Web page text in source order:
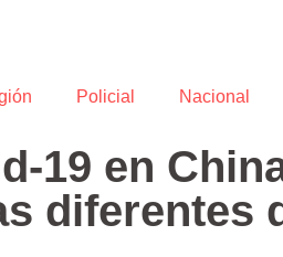
Policial Nacional
19 en
diferentes